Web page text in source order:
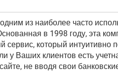
из наиболее часто
в 1998 году, эта
сервис, который интуитивно
у Ваших клиентов есть
не вводя свои